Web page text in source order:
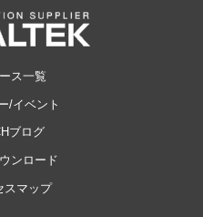
ス一覧
/イベント
ブログ
ンロード
スマップ